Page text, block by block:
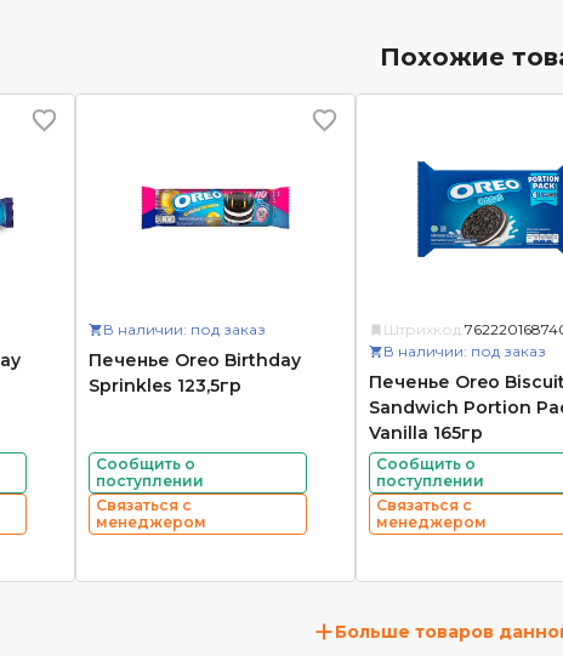
Похожие
В наличии: под заказ
Печенье Oreo Birthday
Sprinkles 123,5гр
Сообщить о
поступлении
Связаться с
менеджером
Штрихкод:
В наличии: под заказ
Печенье Oreo Biscuit
Sandwich Portion
Vanilla 165гр
Сообщить о
поступлении
Связаться с
менеджером
+Больше товаров